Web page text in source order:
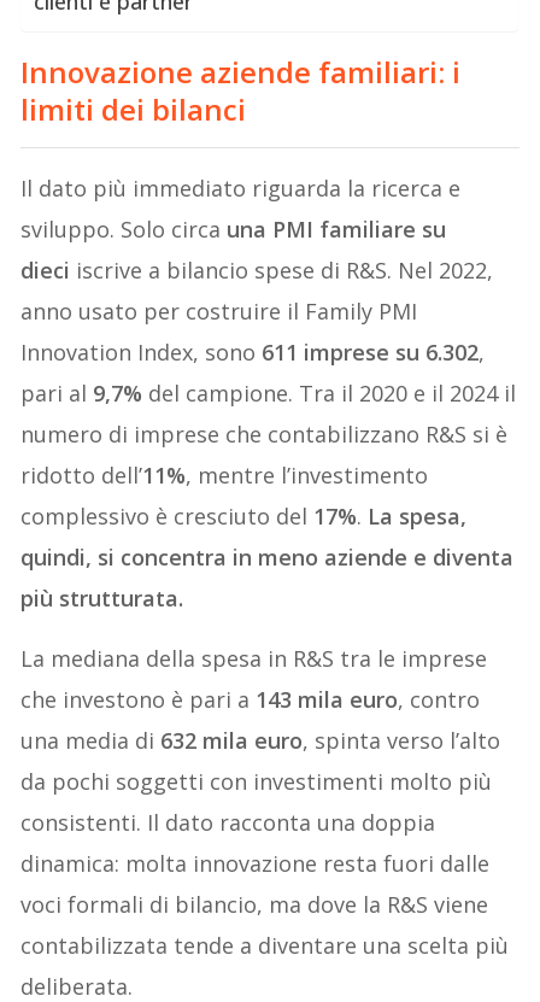
Innovazione aziende familiari: i
limiti dei bilanci
Il dato più immediato riguarda la ricerca e
sviluppo. Solo circa una PMI familiare su
dieci iscrive a bilancio spese di R&S. Nel 2022,
anno usato per costruire il Family PMI
Innovation Index, sono 611 imprese su 6.302,
pari al 9,7% del campione. Tra il 2020 e il 2024 il
numero di imprese che contabilizzano R&S si è
ridotto dell’11%, mentre l’investimento
complessivo è cresciuto del 17%. La spesa,
quindi, si concentra in meno aziende e diventa
più strutturata.
La mediana della spesa in R&S tra le imprese
che investono è pari a 143 mila euro, contro
una media di 632 mila euro, spinta verso l’alto
da pochi soggetti con investimenti molto più
consistenti. Il dato racconta una doppia
dinamica: molta innovazione resta fuori dalle
voci formali di bilancio, ma dove la R&S viene
contabilizzata tende a diventare una scelta più
deliberata.